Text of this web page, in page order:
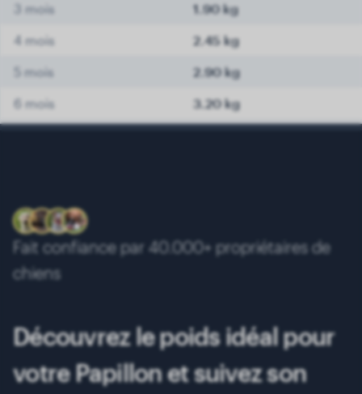
3 mois 1.90 kg
4 mois 2.45 kg
5 mois 2.90 kg
6 mois 3.20 kg
10 mois
3.90 kg
13 mois 4.00 kg
Fait confiance par 40.000+ propriétaires de
chiens
Découvrez le poids idéal pour
votre Papillon et suivez son